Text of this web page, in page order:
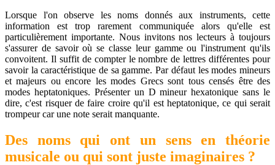
Lorsque l'on observe les noms donnés aux instruments, cette
information est trop rarement communiquée alors qu'elle est
particulièrement importante. Nous invitons nos lecteurs à toujours
s'assurer de savoir où se classe leur gamme ou l'instrument qu'ils
convoitent. Il suffit de compter le nombre de lettres différentes pour
savoir la caractéristique de sa gamme. Par défaut les modes mineurs
et majeurs ou encore les modes Grecs sont tous censés être des
modes heptatoniques. Présenter un D mineur hexatonique sans le
dire, c'est risquer de faire croire qu'il est heptatonique, ce qui serait
trompeur car une note serait manquante.
Des noms qui ont un sens en théorie
musicale ou qui sont juste imaginaires ?